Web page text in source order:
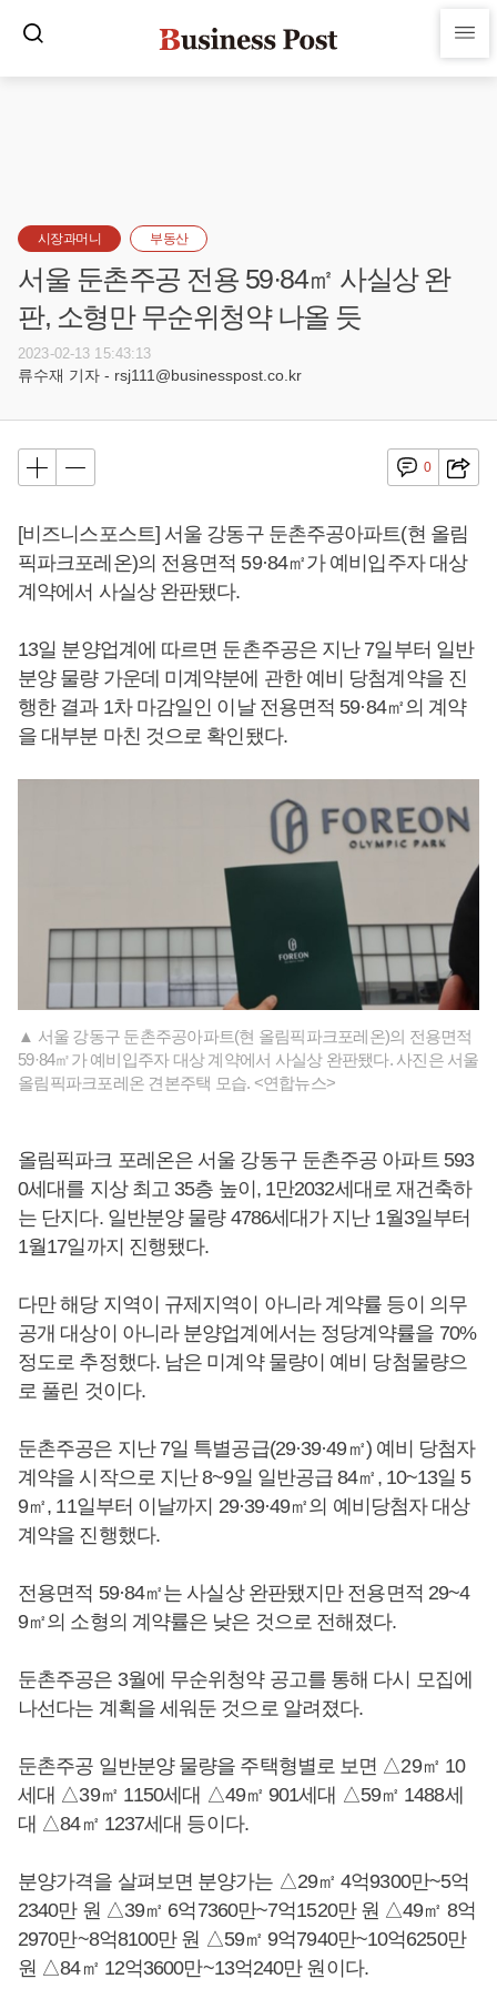
시장과머니 부동산
서울 둔촌주공 전용 59·84㎡ 사실상 완
판, 소형만 무순위청약 나올 듯
2023-02-13 15:43:13
류수재 기자 - rsj111@businesspost.co.kr
0
[비즈니스포스트] 서울 강동구 둔촌주공아파트(현 올림
픽파크포레온)의 전용면적 59·84㎡가 예비입주자 대상
계약에서 사실상 완판됐다.
13일 분양업계에 따르면 둔촌주공은 지난 7일부터 일반
분양 물량 가운데 미계약분에 관한 예비 당첨계약을 진
행한 결과 1차 마감일인 이날 전용면적 59·84㎡의 계약
을 대부분 마친 것으로 확인됐다.
▲ 서울 강동구 둔촌주공아파트(현 올림픽파크포레온)의 전용면적
59·84㎡가 예비입주자 대상 계약에서 사실상 완판됐다. 사진은 서울
올림픽파크포레온 견본주택 모습. <연합뉴스>
올림픽파크 포레온은 서울 강동구 둔촌주공 아파트 593
0세대를 지상 최고 35층 높이, 1만2032세대로 재건축하
는 단지다. 일반분양 물량 4786세대가 지난 1월3일부터
1월17일까지 진행됐다.
다만 해당 지역이 규제지역이 아니라 계약률 등이 의무
공개 대상이 아니라 분양업계에서는 정당계약률을 70%
정도로 추정했다. 남은 미계약 물량이 예비 당첨물량으
로 풀린 것이다.
둔촌주공은 지난 7일 특별공급(29·39·49㎡) 예비 당첨자
계약을 시작으로 지난 8~9일 일반공급 84㎡, 10~13일 5
9㎡, 11일부터 이날까지 29·39·49㎡의 예비당첨자 대상
계약을 진행했다.
전용면적 59·84㎡는 사실상 완판됐지만 전용면적 29~4
9㎡의 소형의 계약률은 낮은 것으로 전해졌다.
둔촌주공은 3월에 무순위청약 공고를 통해 다시 모집에
나선다는 계획을 세워둔 것으로 알려졌다.
둔촌주공 일반분양 물량을 주택형별로 보면 △29㎡ 10
세대 △39㎡ 1150세대 △49㎡ 901세대 △59㎡ 1488세
대 △84㎡ 1237세대 등이다.
분양가격을 살펴보면 분양가는 △29㎡ 4억9300만~5억
2340만 원 △39㎡ 6억7360만~7억1520만 원 △49㎡ 8억
2970만~8억8100만 원 △59㎡ 9억7940만~10억6250만
원 △84㎡ 12억3600만~13억240만 원이다.